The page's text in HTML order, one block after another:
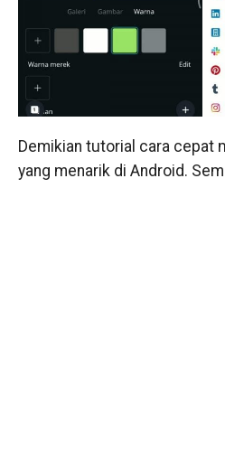
Demikian tutorial cara cepat
yang menarik di Android.